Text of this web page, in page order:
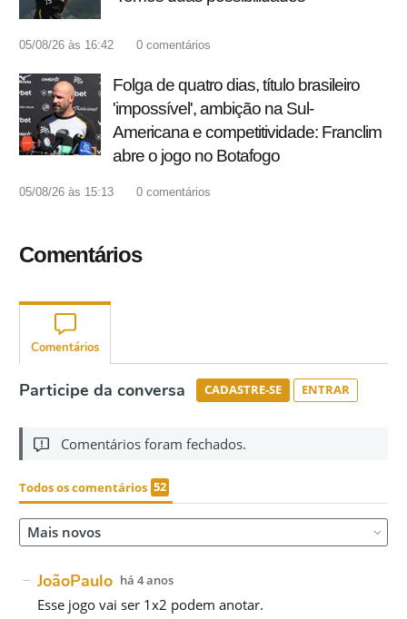
05/08/26 às 16:42 0 comentários
Folga de quatro dias, título brasileiro
'impossível', ambição na Sul-
Americana e competitividade: Franclim
abre o jogo no Botafogo
05/08/26 às 15:13 0 comentários
Comentários